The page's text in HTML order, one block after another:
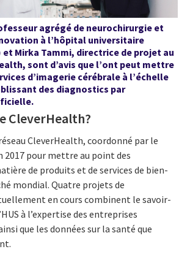
agrégé de neurochirurgie et
à l’hôpital universitaire
et Mirka Tammi, directrice de projet au
sont d’avis que l’ont peut mettre
d’imagerie cérébrale à l’échelle
des diagnostics par
CleverHealth?
CleverHealth, coordonné par le
2017 pour mettre au point des
de produits et de services de bien-
mondial. Quatre projets de
en cours combinent le savoir-
à l’expertise des entreprises
que les données sur la santé que